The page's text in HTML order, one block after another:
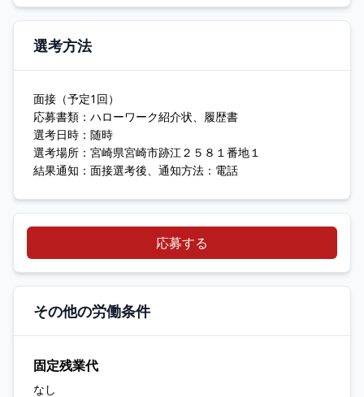
選考方法
面接（予定1回）
応募書類：ハローワーク紹介状、履歴書
選考日時：随時
選考場所：宮崎県宮崎市跡江２５８１番地１
結果通知：面接選考後、通知方法：電話
応募する
その他の労働条件
固定残業代
なし